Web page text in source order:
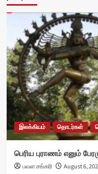
இலக்கியம் தொடர்கள்
பெரிய புராணம் எனும்
பவள சங்கரி
August 6,